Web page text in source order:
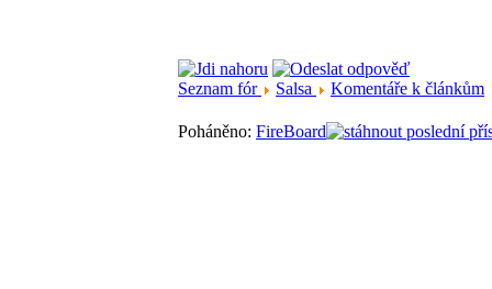
Seznam fór Salsa Komentáře k článkům
Poháněno: FireBoard